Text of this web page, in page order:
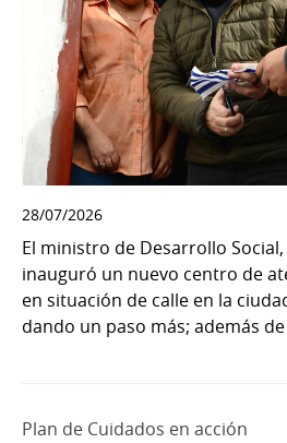
28/07/2026
El ministro de Desarrollo Social,
inauguró un nuevo centro de
en situación de calle en la
dando un paso más; además
Plan de Cuidados en acción